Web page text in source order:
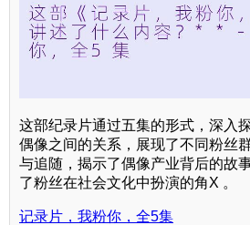
这部纪录片通过五集的形式，深入
偶像之间的关系，展现了不同粉丝
与追随，揭示了偶像产业背后的故
了粉丝在社会文化中扮演的角X 。
记录片，我粉你，全5集